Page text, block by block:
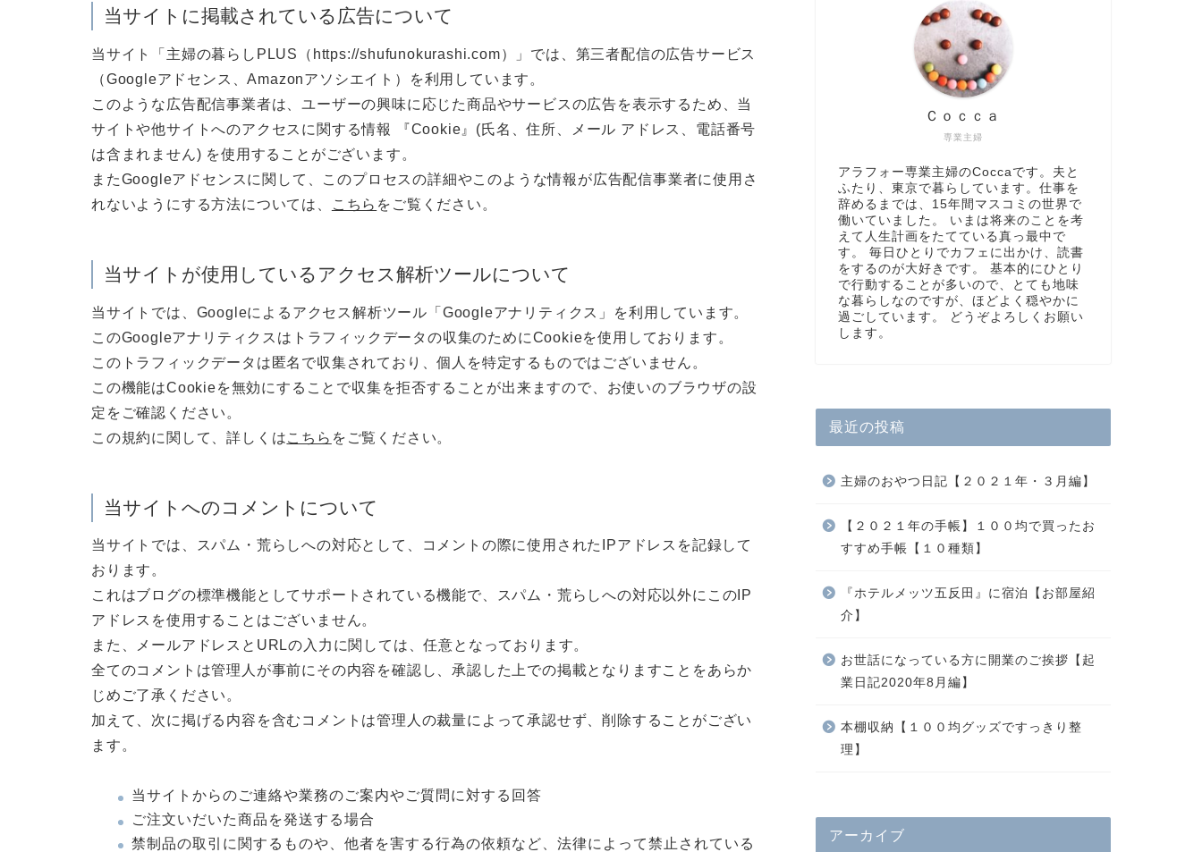
当サイトに掲載されている広告について
当サイト「主婦の暮らしPLUS（https://shufunokurashi.com）」では、第三者配信の広告サービス
（Googleアドセンス、Amazonアソシエイト）を利用しています。
このような広告配信事業者は、ユーザーの興味に応じた商品やサービスの広告を表示するため、当
サイトや他サイトへのアクセスに関する情報 『Cookie』(氏名、住所、メール アドレス、電話番号
は含まれません) を使用することがございます。
またGoogleアドセンスに関して、このプロセスの詳細やこのような情報が広告配信事業者に使用さ
れないようにする方法については、
こちら をご覧ください。
当サイトが使用しているアクセス解析ツールについて
当サイトでは、Googleによるアクセス解析ツール「Googleアナリティクス」を利用しています。
このGoogleアナリティクスはトラフィックデータの収集のためにCookieを使用しております。
このトラフィックデータは匿名で収集されており、個人を特定するものではございません。
この機能はCookieを無効にすることで収集を拒否することが出来ますので、お使いのブラウザの設
定をご確認ください。
この規約に関して、詳しくはこちら をご覧ください。
当サイトへのコメントについて
当サイトでは、スパム・荒らしへの対応として、コメントの際に使用されたIPアドレスを記録して
おります。
これはブログの標準機能としてサポートされている機能で、スパム・荒らしへの対応以外にこのIP
アドレスを使用することはございません。
また、メールアドレスとURLの入力に関しては、任意となっております。
全てのコメントは管理人が事前にその内容を確認し、承認した上での掲載となりますことをあらか
じめご了承ください。
加えて、次に掲げる内容を含むコメントは管理人の裁量によって承認せず、削除することがござい
ます。
当サイトからのご連絡や業務のご案内やご質問に対する回答
ご注文いだいた商品を発送する場合
禁制品の取引に関するものや、他者を害する行為の依頼など、法律によって禁止されている
専業主婦
Ｃｏｃｃａ
アラフォー専業主婦のCoccaです。夫と
ふたり、東京で暮らしています。仕事を
辞めるまでは、15年間マスコミの世界で
働いていました。 いまは将来のことを考
えて人生計画をたてている真っ最中で
す。 毎日ひとりでカフェに出かけ、読書
をするのが大好きです。 基本的にひとり
で行動することが多いので、とても地味
な暮らしなのですが、ほどよく穏やかに
過ごしています。 どうぞよろしくお願い
します。
最近の投稿
主婦のおやつ日記【２０２１年・３月編】
【２０２１年の手帳】１００均で買ったお
すすめ手帳【１０種類】
『ホテルメッツ五反田』に宿泊【お部屋紹
介】
お世話になっている方に開業のご挨拶【起
業日記2020年8月編】
本棚収納【１００均グッズですっきり整
理】
アーカイブ